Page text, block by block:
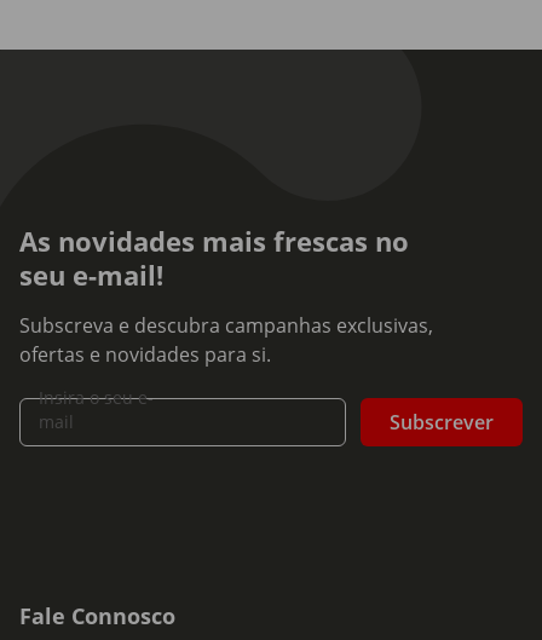
As novidades mais frescas no
seu e-mail!
Subscreva e descubra campanhas exclusivas,
ofertas e novidades para si.
Insira o seu e-
mail
Subscrever
Fale Connosco